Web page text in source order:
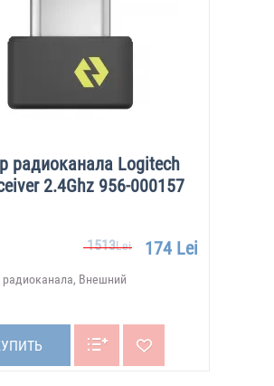
радиоканала Logitech
2.4Ghz 956-000157
1513Lei 174 Lei
радиоканала, Внешний